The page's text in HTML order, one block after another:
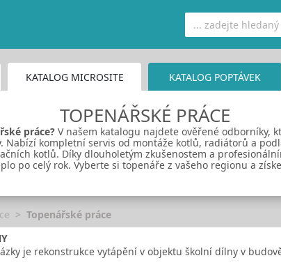
KATALOG MICROSITE KATALOG POPTÁVEK
TOPENÁŘSKÉ PRÁCE
práce? V našem katalogu najdete ověřené odborníky,
kompletní servis od montáže kotlů, radiátorů a
kotlů. Díky dlouholetým zkušenostem a
po celý rok. Vyberte si topenáře z vašeho regionu a
Topenářské práce
je rekonstrukce vytápění v objektu školní dílny v